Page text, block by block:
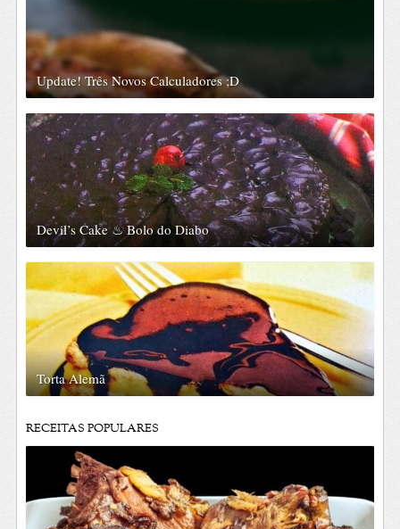
Update! Três Novos Calculadores ;D
Devil’s Cake ♨ Bolo do Diabo
Torta Alemã
RECEITAS POPULARES